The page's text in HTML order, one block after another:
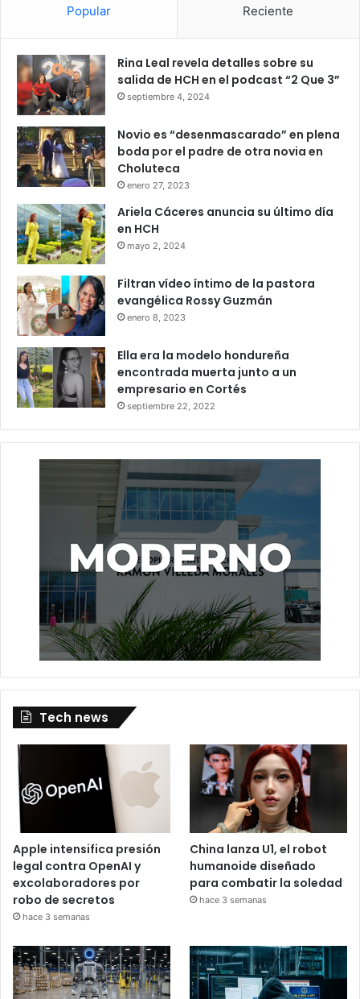
Hutíes lanzaron misil hacia
Israel
En medio de la tensión regional, los hutíes de Yemen
también lanzaron un misil contra territorio israelí, aunque
las autoridades aseguraron que fue interceptado sin dejar
víctimas.
La situación ocurre mientras continúan los esfuerzos
diplomáticos de Estados Unidos para evitar una guerra
regional de mayores proporciones.
Trump reveló incluso que intentó convencer al primer
ministro israelí, Benjamín Netanyahu, de evitar represalias
que pudieran afectar las negociaciones impulsadas por
Washington.
“No tiene más opción que aceptar el acuerdo”, afirmó el
mandatario estadounidense sobre Netanyahu.
Donald Trump Irán Israel
Popular Reciente
Rina Leal revela detalles sobre su
salida de HCH en el podcast “2 Que 3”
septiembre 4, 2024
Novio es “desenmascarado” en plena
boda por el padre de otra novia en
Choluteca
enero 27, 2023
Ariela Cáceres anuncia su último día
en HCH
mayo 2, 2024
Filtran vídeo íntimo de la pastora
evangélica Rossy Guzmán
enero 8, 2023
Ella era la modelo hondureña
encontrada muerta junto a un
empresario en Cortés
septiembre 22, 2022
Tech news
Apple intensifica presión
legal contra OpenAI y
excolaboradores por
robo de secretos
hace 3 semanas
China lanza U1, el robot
humanoide diseñado
para combatir la soledad
hace 3 semanas